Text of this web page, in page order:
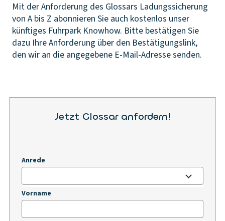
Mit der Anforderung des Glossars Ladungssicherung
von A bis Z abonnieren Sie auch kostenlos unser
künftiges Fuhrpark Knowhow. Bitte bestätigen Sie
dazu Ihre Anforderung über den Bestätigungslink,
den wir an die angegebene E-Mail-Adresse senden.
Jetzt Glossar anfordern!
Anrede
Vorname